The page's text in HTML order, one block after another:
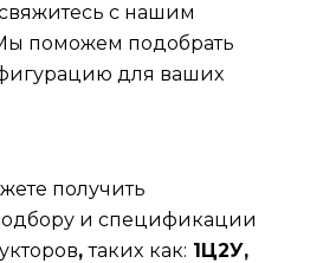
с нашим
поможем подобрать
для ваших
получить
и спецификации
,таких как: 1Ц2У,